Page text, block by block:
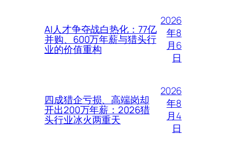
AI人才争夺战白热化：77亿
并购、600万年薪与猎头行
业的价值重构
2026
年8
月6
日
四成猎企亏损、高端岗却
开出200万年薪：2026猎
头行业冰火两重天
2026
年8
月4
日